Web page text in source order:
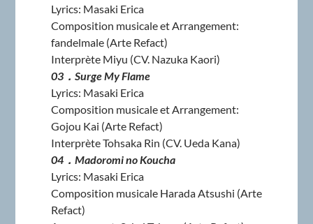
Lyrics: Masaki Erica
Composition musicale et Arrangement:
fandelmale (Arte Refact)
Interprète Miyu (CV. Nazuka Kaori)
03．Surge My Flame
Lyrics: Masaki Erica
Composition musicale et Arrangement:
Gojou Kai (Arte Refact)
Interprète Tohsaka Rin (CV. Ueda Kana)
04．Madoromi no Koucha
Lyrics: Masaki Erica
Composition musicale Harada Atsushi (Arte
Refact)